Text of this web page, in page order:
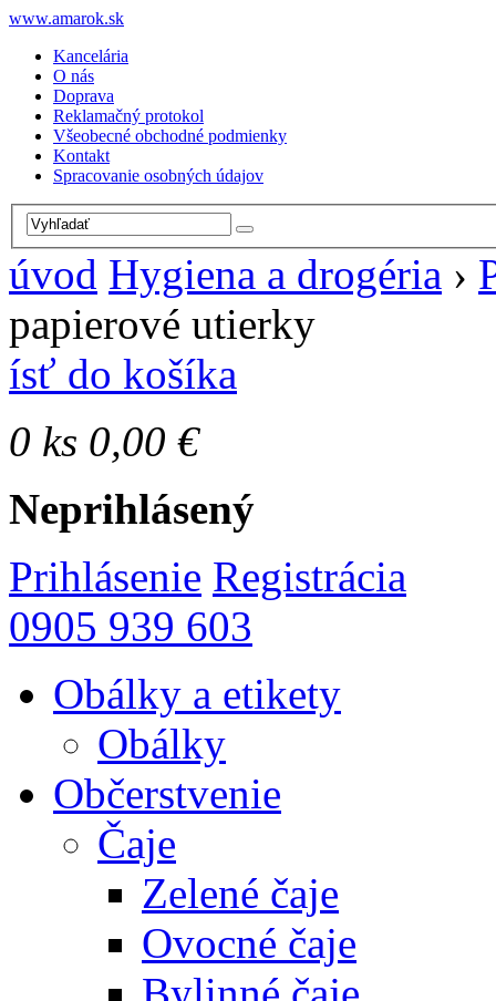
www.amarok.sk
Kancelária
O nás
Doprava
Reklamačný protokol
Všeobecné obchodné podmienky
Kontakt
Spracovanie osobných údajov
úvod Hygiena a drogéria ›
papierové utierky
ísť do košíka
0 ks 0,00 €
Neprihlásený
Prihlásenie Registrácia
0905 939 603
Obálky a etikety
Obálky
Občerstvenie
Čaje
Zelené čaje
Ovocné čaje